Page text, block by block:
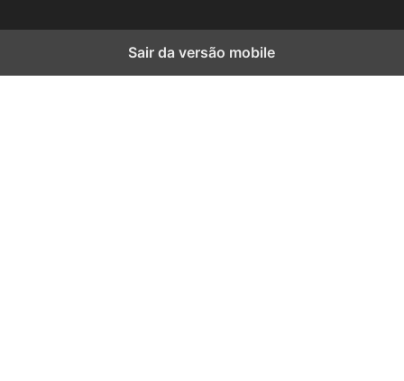
Sair da versão mobile